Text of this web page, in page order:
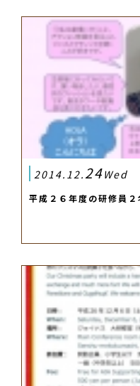
2014.12. 24Wed
平成２６年度の研修員２